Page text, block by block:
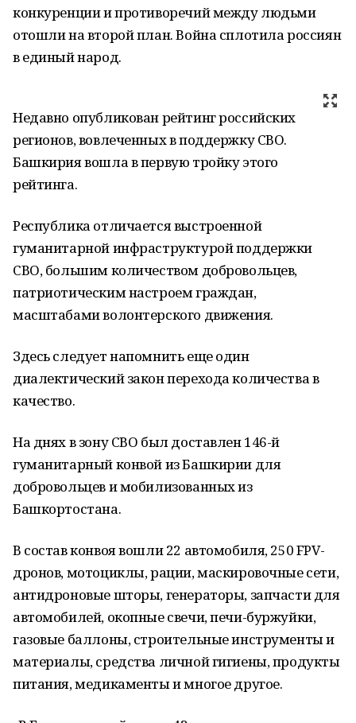
конкуренции и противоречий между людьми
отошли на второй план. Война сплотила россиян
в единый народ.
Недавно опубликован рейтинг российских
регионов, вовлеченных в поддержку СВО.
Башкирия вошла в первую тройку этого
рейтинга.
Республика отличается выстроенной
гуманитарной инфраструктурой поддержки
СВО, большим количеством добровольцев,
патриотическим настроем граждан,
масштабами волонтерского движения.
Здесь следует напомнить еще один
диалектический закон перехода количества в
качество.
На днях в зону СВО был доставлен 146-й
гуманитарный конвой из Башкирии для
добровольцев и мобилизованных из
Башкортостана.
В состав конвоя вошли 22 автомобиля, 250 FPV-
дронов, мотоциклы, рации, маскировочные сети,
антидроновые шторы, генераторы, запчасти для
автомобилей, окопные свечи, печи-буржуйки,
газовые баллоны, строительные инструменты и
материалы, средства личной гигиены, продукты
питания, медикаменты и многое другое.